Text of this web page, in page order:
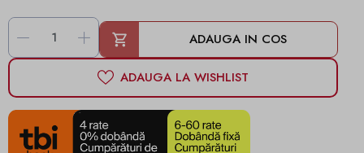
- + ADAUGA IN COS
ADAUGA LA WISHLIST